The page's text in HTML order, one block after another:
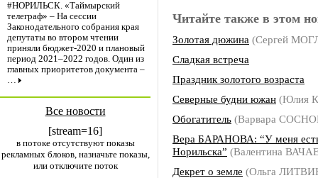
#НОРИЛЬСК. «Таймырский
телеграф» – На сессии
Законодательного собрания края
депутаты во втором чтении
приняли бюджет-2020 и плановый
период 2021–2022 годов. Один из
главных приоритетов документа –
…
Все новости
[stream=16]
в потоке отсутствуют показы
рекламных блоков, назначьте показы,
или отключите поток
Читайте также в этом
Золотая дюжина (Сергей
Сладкая встреча
Праздник золотого возраста
Северные будни южан (Юлия
Обогатитель (Варвара
Вера БАРАНОВА: “У меня
Норильска” (Валентина
Декрет о земле (Ольга